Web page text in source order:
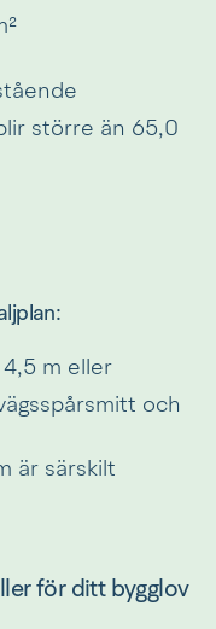
större än 65,0
4,5 m eller
och
är särskilt
för ditt bygglov